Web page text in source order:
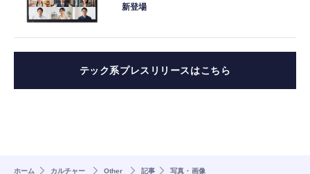
新登場
テック系プレスリリースはこちら
ホーム カルチャー Other 記事 写真・画像